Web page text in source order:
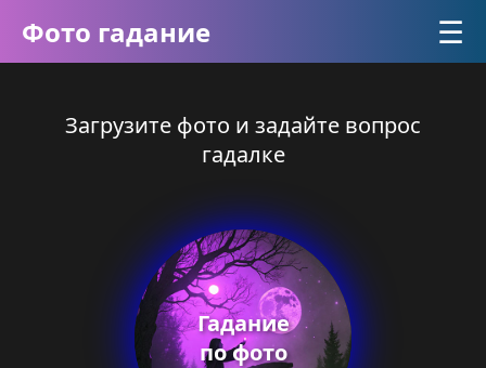
Фото гадание ☰
Загрузите фото и задайте вопрос
гадалке
Гадание
по фото